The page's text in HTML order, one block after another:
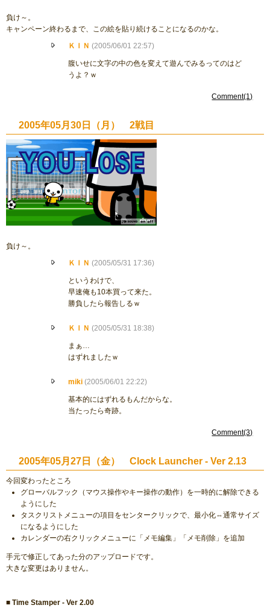
負け～。
キャンペーン終わるまで、この絵を貼り続けることになるのかな。
ＫＩＮ (2005/06/01 22:57)
腹いせに文字の中の色を変えて遊んでみるってのはど
うよ？ｗ
Comment(1)
2005年05月30日（月） 2戦目
負け～。
ＫＩＮ (2005/05/31 17:36)
というわけで、
早速俺も10本買って来た。
勝負したら報告しるｗ
ＫＩＮ (2005/05/31 18:38)
まぁ…
はずれましたｗ
miki (2005/06/01 22:22)
基本的にはずれるもんだからな。
当たったら奇跡。
Comment(3)
2005年05月27日（金） Clock Launcher - Ver 2.13
今回変わったところ
グローバルフック（マウス操作やキー操作の動作）を一時的に解除できる
ようにした
タスクリストメニューの項目をセンタークリックで、最小化⇔通常サイズ
になるようにした
カレンダーの右クリックメニューに「メモ編集」「メモ削除」を追加
手元で修正してあった分のアップロードです。
大きな変更はありません。
■ Time Stamper - Ver 2.00